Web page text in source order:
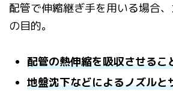
配管で伸縮継ぎ手を用いる場合
の目的。
配管の熱伸縮を吸収させるこ
地盤沈下などによるノズルと